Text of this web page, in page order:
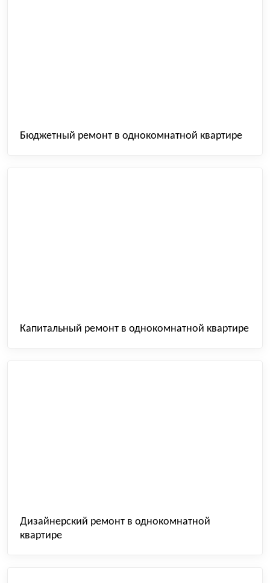
Бюджетный ремонт в однокомнатной квартире
Капитальный ремонт в однокомнатной квартире
Дизайнерский ремонт в однокомнатной
квартире